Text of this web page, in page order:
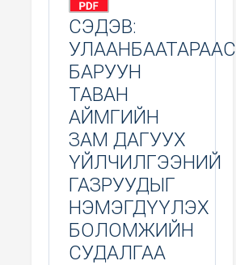
СЭДЭВ:
УЛААНБААТАРААС
БАРУУН
ТАВАН
АЙМГИЙН
ЗАМ ДАГУУХ
ҮЙЛЧИЛГЭЭНИЙ
ГАЗРУУДЫГ
НЭМЭГДҮҮЛЭХ
БОЛОМЖИЙН
СУДАЛГАА